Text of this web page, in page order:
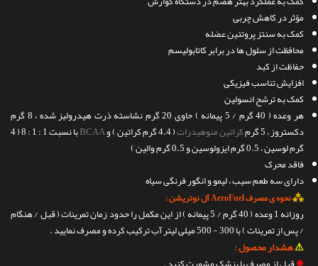
مؤثر در کاهش چربی
کمک به سنتز پروتئین عضله
محافظت از سلول ها در برابر کاتابولیسم
حفاظت از کبد
افزایش تناسب فیزیکی
کمک به ترشح انسولین
هر وعده ( 40 گرم / 5 پیمانه ) حاوی 20 گرم نشاسته ذرت هیدرولیز شده ، 8 گرم
دکستروز ، 5 گرم
کراتین منوهیدرات( 4.4 گرم کراتین ) و BCAA
با نسبت 1 : 1 : 8 ( 4
گرم لوسین ، 0.5 گرم ایزولوسین و 0.5 گرم والین )
فاقد محرک
دارای سه طعم سیب ، لیمو و انگور فرنگی سیاه
⁂نحوه ی مصرف AeroFuel آل نوتریشن :
روزانه 1 وعده ( 40 گرم / 5 پیمانه ) از این مکمل را حدود زمان تمرینات ( قبل / هنگام
/ پس از تمرینات ) با 300 - 500 میلی لیتر آب ترکیب کرده و مصرف نمایید .
⚠هشدار محصول :